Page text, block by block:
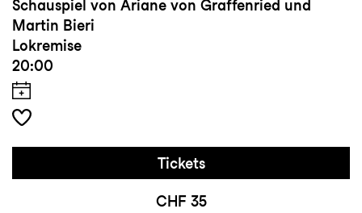
Schauspiel von Ariane von Graffenried und
Martin Bieri
Lokremise
20:00
Tickets
CHF 35